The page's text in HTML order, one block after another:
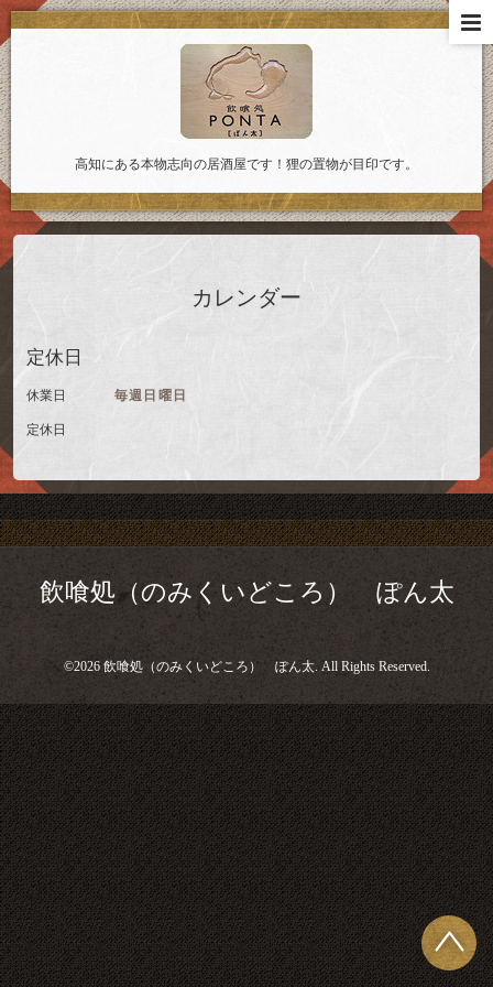
高知にある本物志向の居酒屋です！狸の置物が目印です。
カレンダー
定休日
休業日 毎週日曜日
定休日
飲喰処（のみくいどころ） ぽん太
©2026 飲喰処（のみくいどころ） ぽん太. All Rights Reserved.